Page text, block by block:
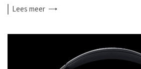
Leesmeer